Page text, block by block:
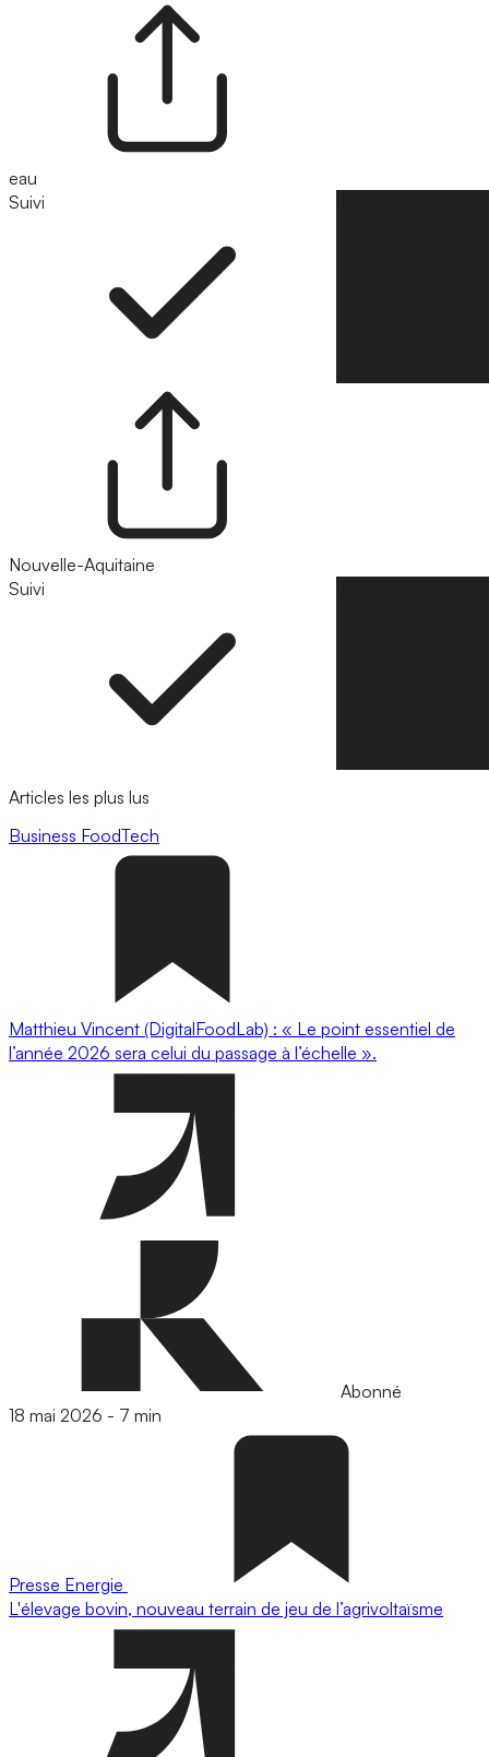
eau
Suivi
Nouvelle-Aquitaine
Suivi
Articles les plus lus
Business FoodTech
Matthieu Vincent (DigitalFoodLab) : « Le point essentiel de
l’année 2026 sera celui du passage à l’échelle ».
Abonné
18 mai 2026 - 7 min
Presse Energie
L'élevage bovin, nouveau terrain de jeu de l’agrivoltaïsme